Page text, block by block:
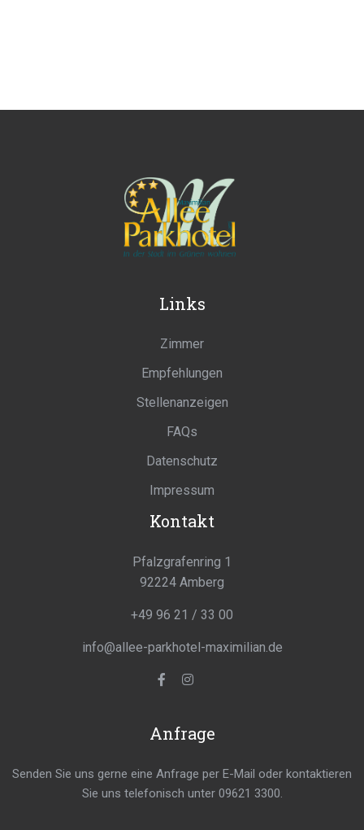
Links
Zimmer
Empfehlungen
Stellenanzeigen
FAQs
Datenschutz
Impressum
Kontakt
Pfalzgrafenring 1
92224 Amberg
+49 96 21 / 33 00
info@allee-parkhotel-maximilian.de
Anfrage
Senden Sie uns gerne eine Anfrage per E-Mail oder kontaktieren
Sie uns telefonisch unter 09621 3300.